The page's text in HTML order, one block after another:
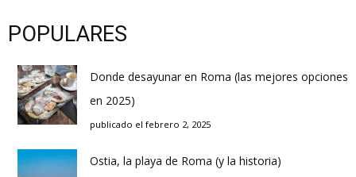
POPULARES
Donde desayunar en Roma (las mejores opciones
en 2025)
publicado el febrero 2, 2025
Ostia, la playa de Roma (y la historia)